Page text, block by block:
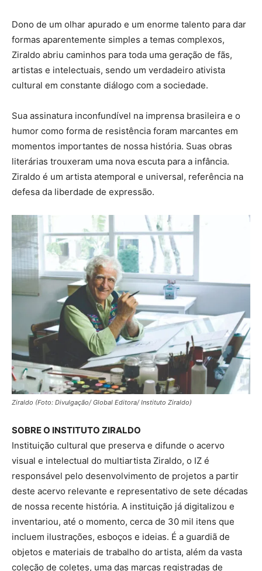
Dono de um olhar apurado e um enorme talento para dar
formas aparentemente simples a temas complexos,
Ziraldo abriu caminhos para toda uma geração de fãs,
artistas e intelectuais, sendo um verdadeiro ativista
cultural em constante diálogo com a sociedade.
Sua assinatura inconfundível na imprensa brasileira e o
humor como forma de resistência foram marcantes em
momentos importantes de nossa história. Suas obras
literárias trouxeram uma nova escuta para a infância.
Ziraldo é um artista atemporal e universal, referência na
defesa da liberdade de expressão.
Ziraldo (Foto: Divulgação/ Global Editora/ Instituto Ziraldo)
SOBRE O INSTITUTO ZIRALDO
Instituição cultural que preserva e difunde o acervo
visual e intelectual do multiartista Ziraldo, o IZ é
responsável pelo desenvolvimento de projetos a partir
deste acervo relevante e representativo de sete décadas
de nossa recente história. A instituição já digitalizou e
inventariou, até o momento, cerca de 30 mil itens que
incluem ilustrações, esboços e ideias. É a guardiã de
objetos e materiais de trabalho do artista, além da vasta
coleção de coletes, uma das marcas registradas de